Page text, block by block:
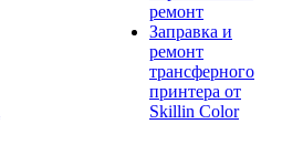
ремонт
Заправка и
ремонт
трансферного
принтера от
Skillin Color